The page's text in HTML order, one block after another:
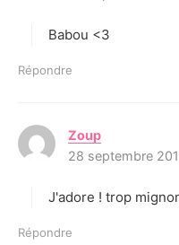
Babou <3
Répondre
Zoup
i
28 septembre
J'adore ! trop
Répondre